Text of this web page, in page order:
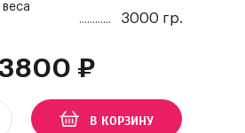
3000 гр.
₽
В КОРЗИНУ